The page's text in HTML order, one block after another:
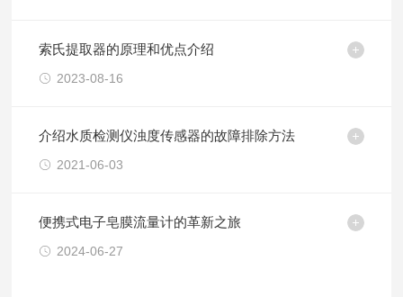
索氏提取器的原理和优点介绍
2023-08-16
介绍水质检测仪浊度传感器的故障排除方法
2021-06-03
便携式电子皂膜流量计的革新之旅
2024-06-27